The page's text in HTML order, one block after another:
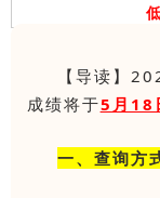
【导读】
成绩将于5月18
一、查询方